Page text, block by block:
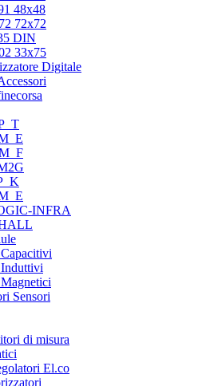
48x48
72x72
DIN
33x75
Digitale
INFRA
Sensori
di misura
El.co